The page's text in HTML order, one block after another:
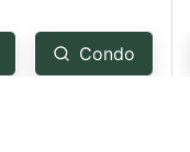
Condo